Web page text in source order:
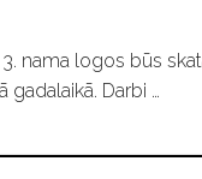
logos būs
gadalaikā. Darbi …